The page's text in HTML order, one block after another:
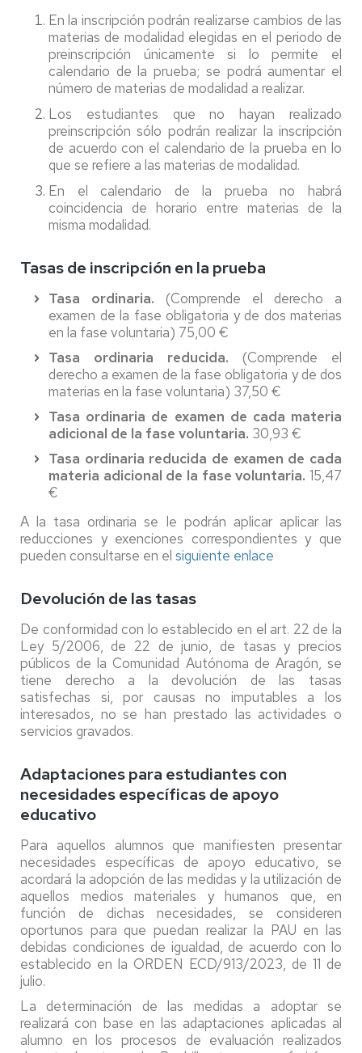
En la inscripción podrán realizarse cambios de las
materias de modalidad elegidas en el periodo de
preinscripción únicamente si lo permite el
calendario de la prueba; se podrá aumentar el
número de materias de modalidad a realizar.
Los estudiantes que no hayan realizado
preinscripción sólo podrán realizar la inscripción
de acuerdo con el calendario de la prueba en lo
que se refiere a las materias de modalidad.
En el calendario de la prueba no habrá
coincidencia de horario entre materias de la
misma modalidad.
Tasas de inscripción en la prueba
Tasa ordinaria. (Comprende el derecho a
examen de la fase obligatoria y de dos materias
en la fase voluntaria) 75,00 €
Tasa ordinaria reducida. (Comprende el
derecho a examen de la fase obligatoria y de dos
materias en la fase voluntaria) 37,50 €
Tasa ordinaria de examen de cada materia
adicional de la fase voluntaria. 30,93 €
Tasa ordinaria reducida de examen de cada
materia adicional de la fase voluntaria. 15,47
€
A la tasa ordinaria se le podrán aplicar aplicar las
reducciones y exenciones correspondientes y que
pueden consultarse en el siguiente enlace
Devolución de las tasas
De conformidad con lo establecido en el art. 22 de la
Ley 5/2006, de 22 de junio, de tasas y precios
públicos de la Comunidad Autónoma de Aragón, se
tiene derecho a la devolución de las tasas
satisfechas si, por causas no imputables a los
interesados, no se han prestado las actividades o
servicios gravados.
Adaptaciones para estudiantes con
necesidades específicas de apoyo
educativo
Para aquellos alumnos que manifiesten presentar
necesidades específicas de apoyo educativo, se
acordará la adopción de las medidas y la utilización de
aquellos medios materiales y humanos que, en
función de dichas necesidades, se consideren
oportunos para que puedan realizar la PAU en las
debidas condiciones de igualdad, de acuerdo con lo
establecido en la ORDEN ECD/913/2023, de 11 de
julio.
La determinación de las medidas a adoptar se
realizará con base en las adaptaciones aplicadas al
alumno en los procesos de evaluación realizados